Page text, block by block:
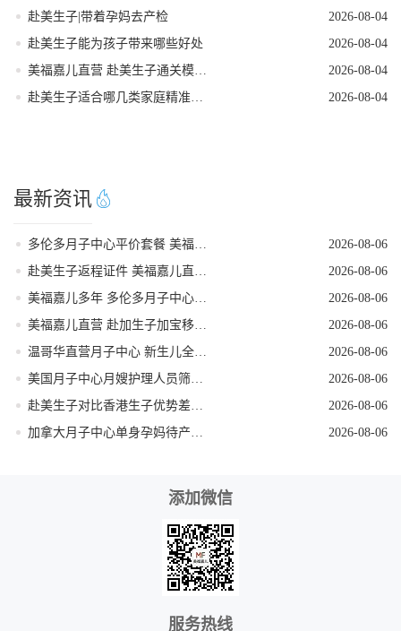
赴美生子|带着孕妈去产检
2026-08-04
赴美生子能为孩子带来哪些好处
2026-08-04
2026-08-04
2026-08-04
最新资讯
2026-08-06
2026-08-06
2026-08-06
2026-08-06
2026-08-06
2026-08-06
2026-08-06
2026-08-06
添加微信
服务热线